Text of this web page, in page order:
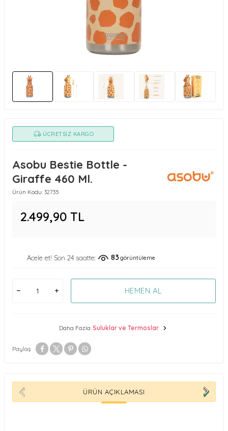
ÜCRETSIZ KARGO
Asobu Bestie Bottle -
Giraffe 460 Ml.
Ürün Kodu: 32735
2.499,90 TL
Acele et! Son 24 saatte: 83 görüntüleme
HEMEN AL
Daha Fazla Suluklar ve Termoslar
Paylaş
ÜRÜN AÇIKLAMASI